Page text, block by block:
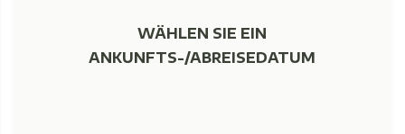
WÄHLEN SIE EIN
ANKUNFTS-/ABREISEDATUM